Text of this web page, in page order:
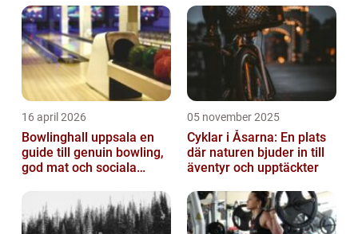
16 april 2026
Bowlinghall uppsala en
guide till genuin bowling,
god mat och sociala
05 november 2025
Cyklar i Åsarna: En plats
där naturen bjuder in till
äventyr och upptäckter